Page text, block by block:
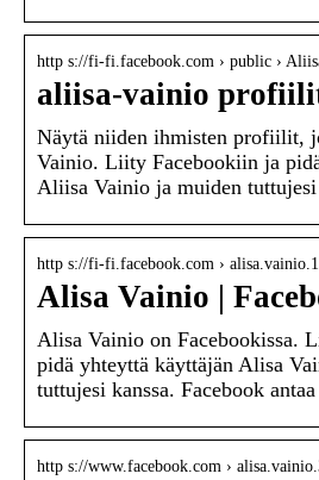
http s://fi-fi.facebook.com › public ›
aliisa-vainio
Näytä niiden ihmisten profiilit,
Vainio. Liity Facebookiin ja
Aliisa Vainio ja muiden
http s://fi-fi.facebook.com › alisa.vainio.1
Alisa Vainio |
Alisa Vainio on Facebookissa.
pidä yhteyttä käyttäjän Alisa
tuttujesi kanssa. Facebook
http s://www.facebook.com ›